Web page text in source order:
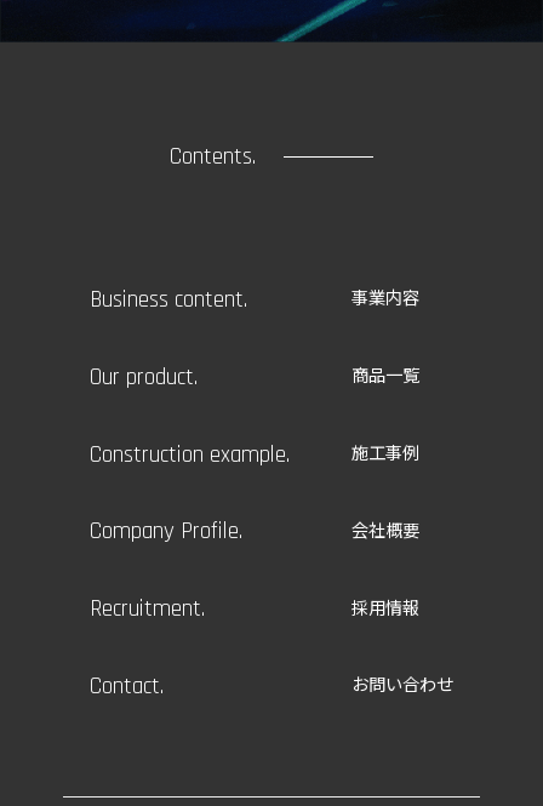
Contents.
Business content. 事業内容
Our product. 商品一覧
Construction example. 施工事例
Company Profile. 会社概要
Recruitment. 採用情報
Contact. お問い合わせ